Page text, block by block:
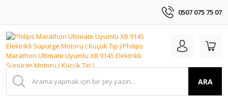
0507 075 75 07
ARA